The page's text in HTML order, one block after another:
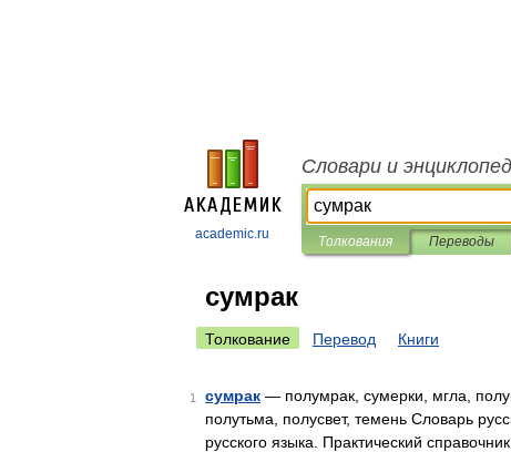
academic.ru
Словари и
Толкования Переводы
сумрак
Толкование Перевод Книги
1 сумрак — полумрак, сумерки, мгла,
полутьма, полусвет, темень Словарь
русского языка. Практический